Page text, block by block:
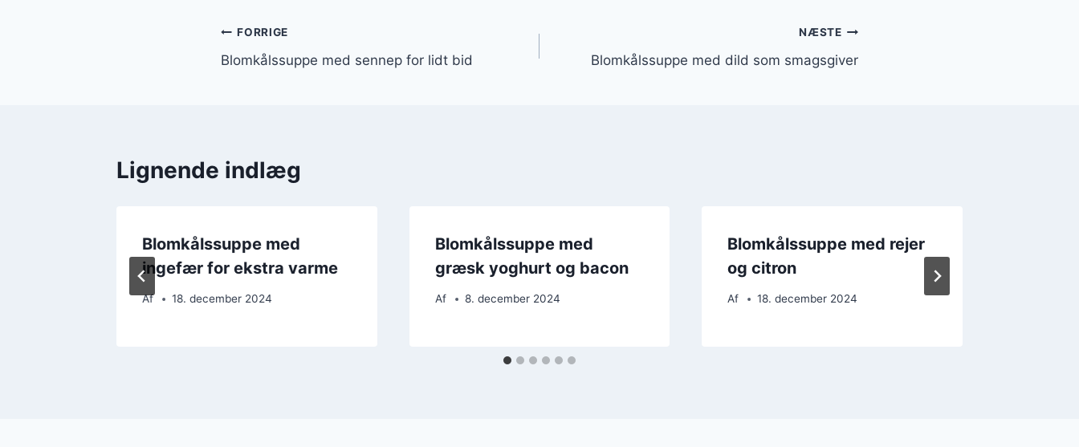
Indlægsnavigation
FORRIGE
Blomkålssuppe med sennep for lidt bid
NÆSTE
Blomkålssuppe med dild som smagsgiver
Lignende indlæg
Blomkålssuppe med
ingefær for ekstra varme
Af 18. december 2024
Blomkålssuppe med
græsk yoghurt og bacon
Af 8. december 2024
Blomkålssuppe med rejer
og citron
Af 18. december 2024